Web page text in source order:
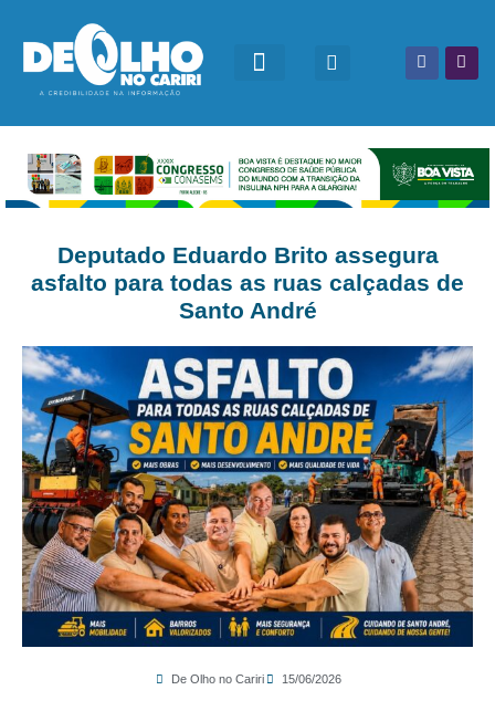
Deputado Eduardo Brito assegura
asfalto para todas as ruas calçadas de
Santo André
De Olho no Cariri 15/06/2026